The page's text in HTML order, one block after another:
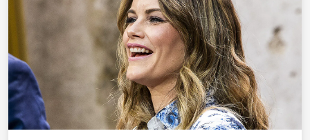
Belgiska kungahuset
Jordanska kungahuset
Luxemburgska storhertighuset
Japanska kejsarhuset
Thailändska kungahuset
Marockanska kungahuset